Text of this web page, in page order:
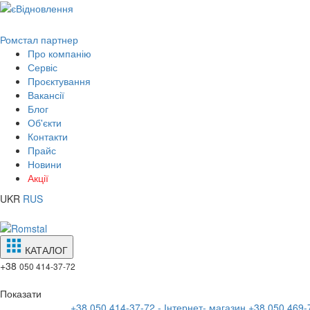
Ромстал партнер
Про компанію
Сервіс
Проєктування
Вакансії
Блог
Об'єкти
Контакти
Прайс
Новини
Акції
UKR RUS
КАТАЛОГ
+38 050 414-37-72
Показати
+38 050 414-37-72 - Інтернет- магазин +38 050